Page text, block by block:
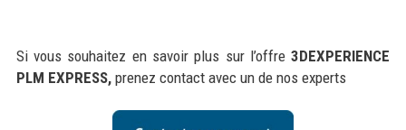
Si vous souhaitez en savoir plus sur l’offre3DEXPERIENCE
PLM EXPRESS, prenez contact avec un de nos experts